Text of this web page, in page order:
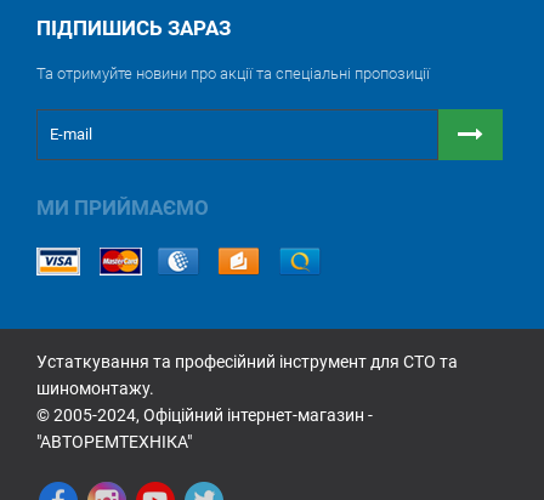
ПІДПИШИСЬ ЗАРАЗ
Та отримуйте новини про акції та спеціальні пропозиції
МИ ПРИЙМАЄМО
Устаткування та професійний інструмент для СТО та
шиномонтажу.
© 2005-2024, Офіційний інтернет-магазин -
"АВТОРЕМТЕХНІКА"